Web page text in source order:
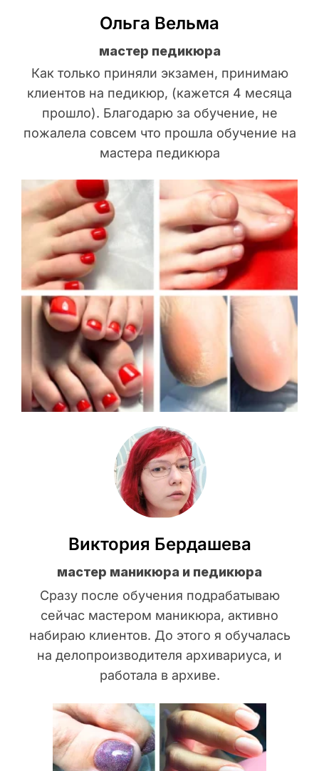
Ольга Вельма
мастер педикюра
Как только приняли экзамен, принимаю
клиентов на педикюр, (кажется 4 месяца
прошло). Благодарю за обучение, не
пожалела совсем что прошла обучение на
мастера педикюра
Виктория Бердашева
мастер маникюра и педикюра
Сразу после обучения подрабатываю
сейчас мастером маникюра, активно
набираю клиентов. До этого я обучалась
на делопроизводителя архивариуса, и
работала в архиве.